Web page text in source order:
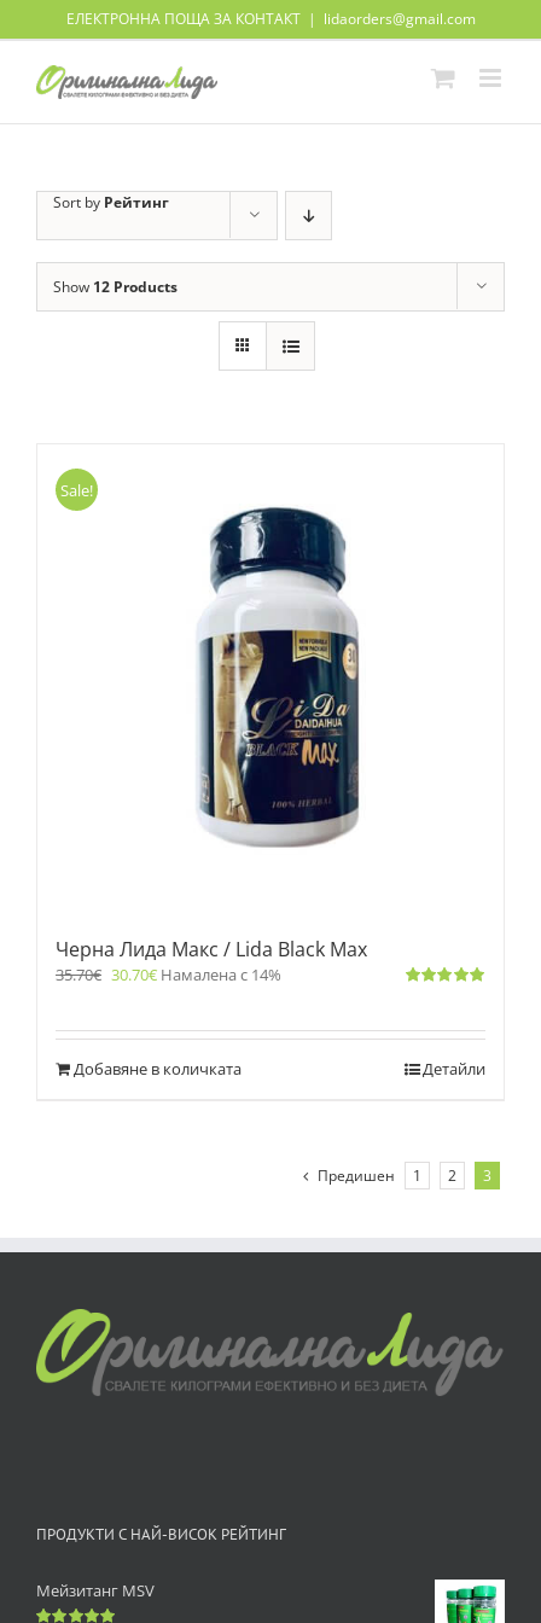
ЕЛЕКТРОННА ПОЩА ЗА КОНТАКТ | lidaorders@gmail.com
Sort by Рейтинг
Show 12 Products
Sale!
Черна Лида Макс / Lida Black Max
35.70€ 30.70€ Намалена с 14%
Добавяне в количката Детайли
Предишен 1 2 3
ПРОДУКТИ С НАЙ-ВИСОК РЕЙТИНГ
Мейзитанг MSV